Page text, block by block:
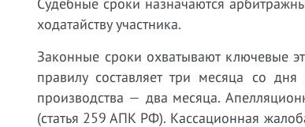
ходатайству участника.
Законные сроки охватывают ключевые
правилу составляет три месяца со
производства — два месяца.
(статья 259 АПК РФ). Кассационная